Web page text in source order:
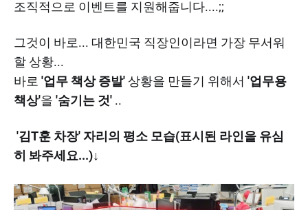
조직적으로 이벤트를 지원해줍니다....;;
그것이 바로... 대한민국 직장인이라면 가장 무서워
할 상황...
바로 '업무 책상 증발' 상황을 만들기 위해서 '업무용
책상'을 '숨기는 것' ..
'김T훈 차장' 자리의 평소 모습(표시된 라인을 유심
히 봐주세요...)↓